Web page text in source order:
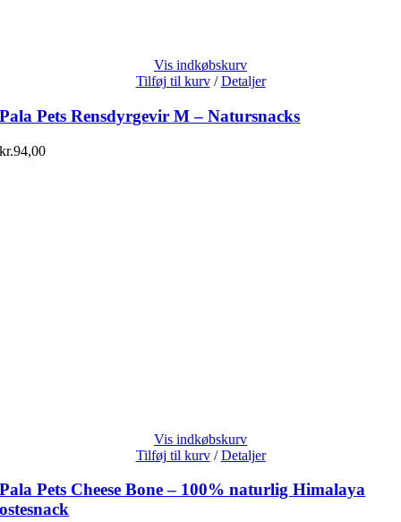
Vis indkøbskurv
Tilføj til kurv / Detaljer
Pala Pets Rensdyrgevir M – Natursnacks
kr.94,00
Vis indkøbskurv
Tilføj til kurv / Detaljer
Pala Pets Cheese Bone – 100% naturlig Himalaya
ostesnack